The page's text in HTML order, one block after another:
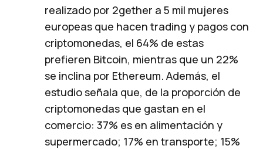
realizado por 2gether a 5 mil mujeres
europeas que hacen trading y pagos con
criptomonedas, el 64% de estas
prefieren Bitcoin, mientras que un 22%
se inclina por Ethereum. Además, el
estudio señala que, de la proporción de
criptomonedas que gastan en el
comercio: 37% es en alimentación y
supermercado; 17% en transporte; 15%